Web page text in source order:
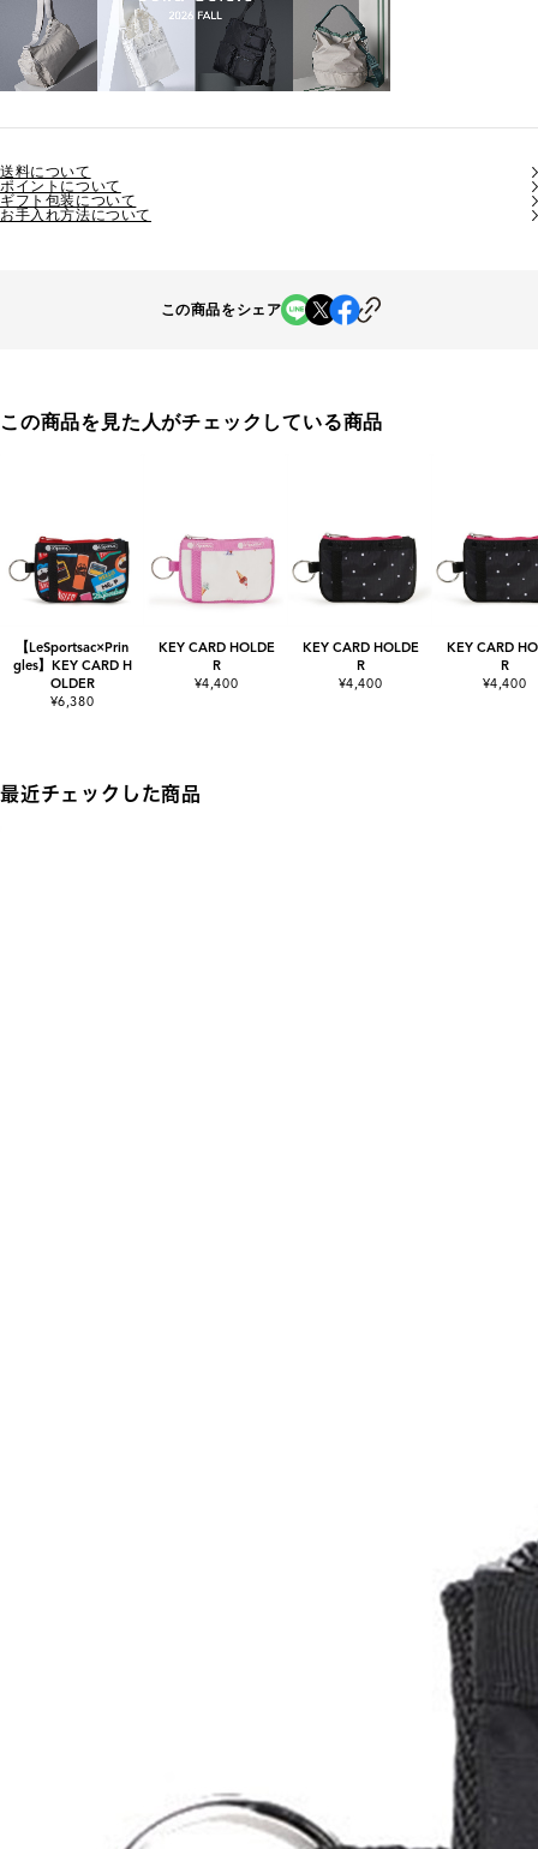
送料について
ポイントについて
ギフト包装について
お手入れ方法について
この商品をシェア
この商品を見た人がチェックしている商品
【LeSportsac×Prin
gles】KEY CARD H
OLDER
¥6,380
KEY CARD HOLDE
R
¥4,400
KEY CARD HOLDE
R
¥4,400
KEY CARD
R
¥4,400
最近チェックした商品